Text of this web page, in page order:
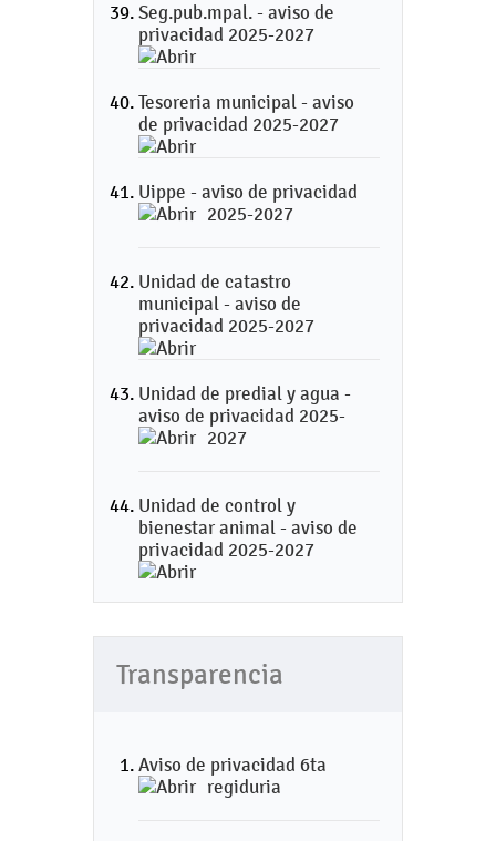
Seg.pub.mpal. - aviso de
privacidad 2025-2027
Tesoreria municipal - aviso
de privacidad 2025-2027
Uippe - aviso de privacidad
2025-2027
Unidad de catastro
municipal - aviso de
privacidad 2025-2027
Unidad de predial y agua -
aviso de privacidad 2025-
2027
Unidad de control y
bienestar animal - aviso de
privacidad 2025-2027
Transparencia
Aviso de privacidad 6ta
regiduria